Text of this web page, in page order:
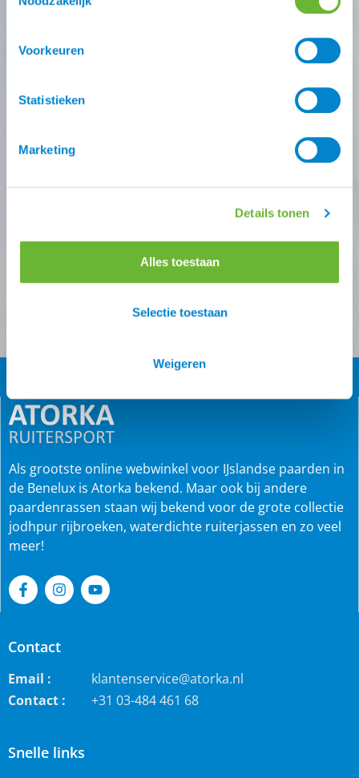
Voorkeuren
Statistieken
Marketing
Details tonen
Alles toestaan
Selectie toestaan
Weigeren
Nooit meer de beste Atorka
Zodra je inschrijving bevestigt is krijg je
10% kortingop
je eerste online bestelling van ons.
Atorka algemeen Zomereczeem
Versturen
Snelle links
Als grootste online webwinkel voor IJslandse paarden in
de Benelux is Atorka bekend. Maar ook bij andere
paardenrassen staan wij bekend voor de grote collectie
jodhpur rijbroeken, waterdichte ruiterjassen en zo veel
meer!
Contact
Email :
klantenservice@atorka.nl
Contact :
+31 03-484 461 68